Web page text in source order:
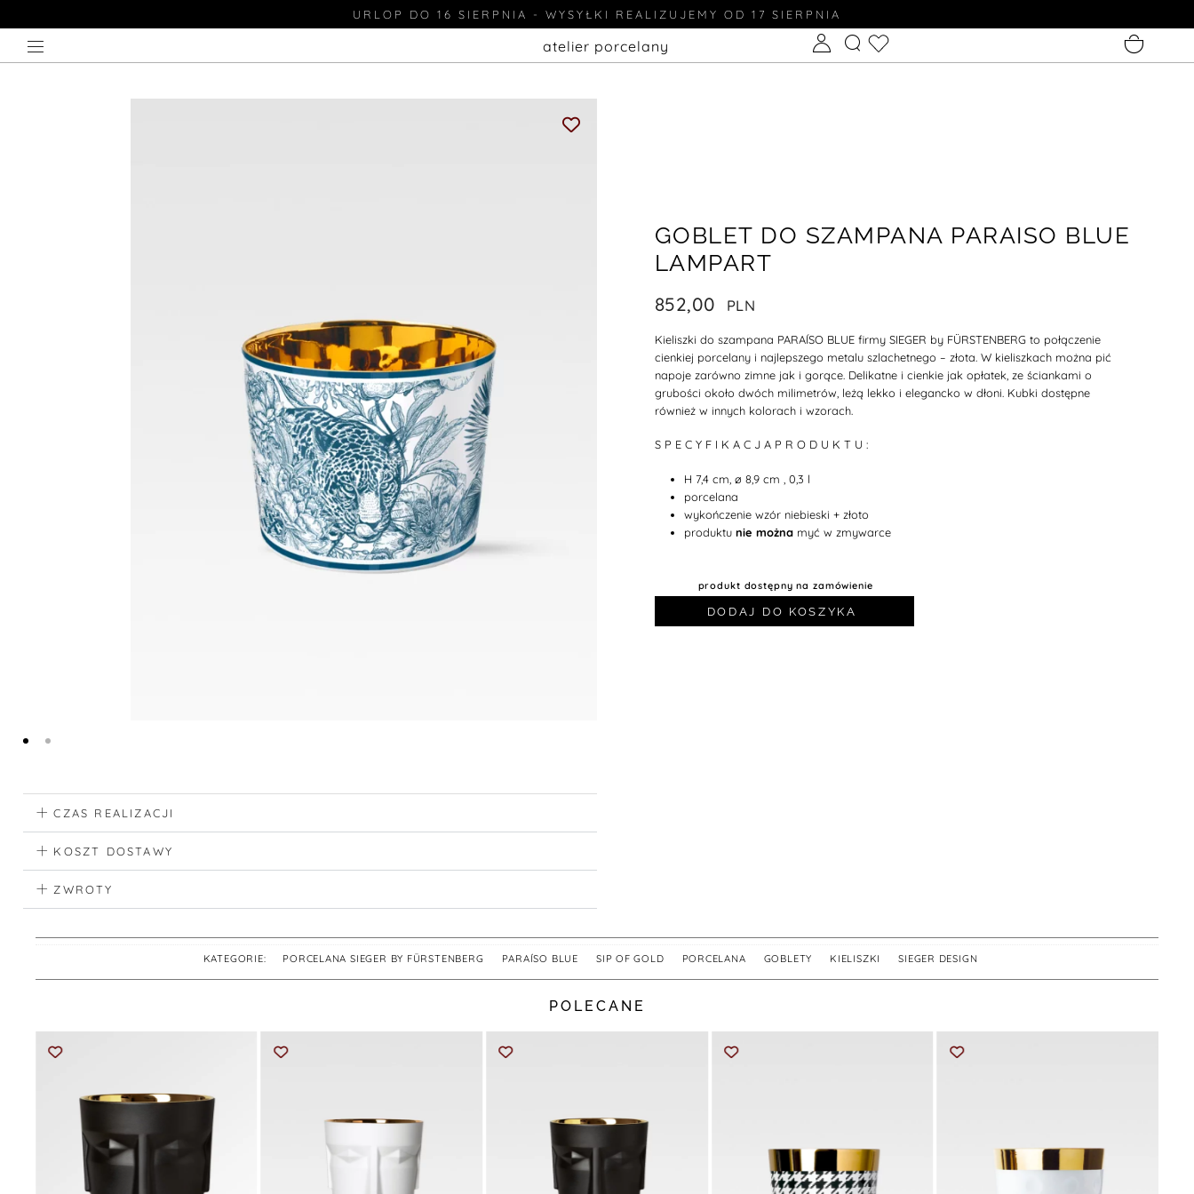
URLOP DO 16 SIERPNIA - WYSYŁKI REALIZUJEMY OD 17 SIERPNIA
atelier porcelany
GOBLET DO SZAMPANA PARAISO BLUE
LAMPART
852,00
Kieliszki do szampana PARAÍSO BLUE firmy SIEGER by FÜRSTENBERGto połączenie
cienkiej porcelany i najlepszego metalu szlachetnego – złota.W kieliszkach można pić
napoje zarówno zimne jak i gorące. Delikatne i cienkie jak opłatek, ze ściankami o
grubości około dwóch milimetrów, leżą lekko i elegancko w dłoni. Kubki dostępne
również w innych kolorach i wzorach.
S P E C Y F I K A C J A P R O D U K T U :
H 7,4 cm, ø 8,9 cm , 0,3 l
porcelana
wykończenie wzór niebieski + złoto
produktunie można myć w zmywarce
produkt dostępny na zamówienie
DODAJ DO KOSZYKA
CZAS REALIZACJI
KOSZT DOSTAWY
ZWROTY
KATEGORIE: PORCELANA SIEGER BY FÜRSTENBERG PARAÍSO BLUE SIP OF GOLD PORCELANA GOBLETY KIELISZKI ,SIEGER DESIGN
POLECANE